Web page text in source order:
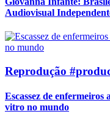
Audiovisual
Reprodução
Escassez de
vitro no mundo